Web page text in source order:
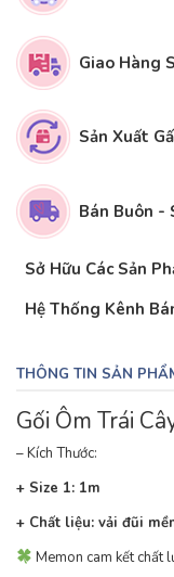
Giao Hàng
Sản Xuất
Bán Buôn -
Sở Hữu Các Sản
Hệ Thống Kênh
THÔNG TIN SẢN
Gối Ôm Trái
– Kích Thước:
+ Size 1: 1m
+ Chất liệu: vải đũi
Memon cam kết chất